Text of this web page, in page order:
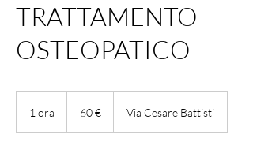
TRATTAMENTO
OSTEOPATICO
1 ora 60 € Via Cesare Battisti